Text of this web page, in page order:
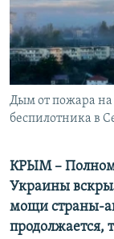
ПОБЕДИТЕЛЕЙ
ELIFBE
УКРАИНСКАЯ
Все сайты
Дым от пожара на
беспилотника в
КРЫМ –
Украины
мощи страны-
продолжается,